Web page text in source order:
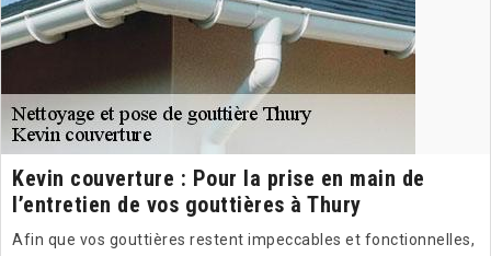
Kevin couverture : Pour la prise en main de
l’entretien de vos gouttières à Thury
Afin que vos gouttières restent impeccables et fonctionnelles,